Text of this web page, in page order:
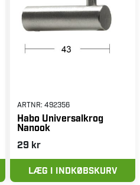
ARTNR: 492356
Habo Universalkrog
Nanook
29 kr
LÆG I INDKØBSKURV